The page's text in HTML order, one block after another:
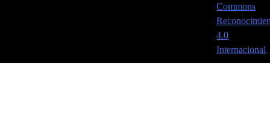
Commons
4.0
Internacional.